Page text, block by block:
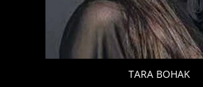
TARA BOHAK